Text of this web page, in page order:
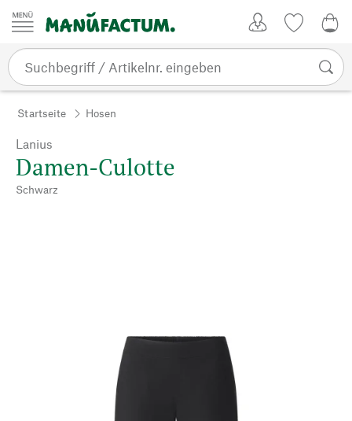
Zum Inhalt springen
Startseite Hosen
Lanius
Damen-Culotte
Schwarz